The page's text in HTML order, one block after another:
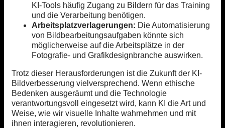
KI-Tools häufig Zugang zu Bildern für das Training
und die Verarbeitung benötigen.
Arbeitsplatzverlagerungen: Die Automatisierung
von Bildbearbeitungsaufgaben könnte sich
möglicherweise auf die Arbeitsplätze in der
Fotografie- und Grafikdesignbranche auswirken.
Trotz dieser Herausforderungen ist die Zukunft der KI-
Bildverbesserung vielversprechend. Wenn ethische
Bedenken ausgeräumt und die Technologie
verantwortungsvoll eingesetzt wird, kann KI die Art und
Weise, wie wir visuelle Inhalte wahrnehmen und mit
ihnen interagieren, revolutionieren.